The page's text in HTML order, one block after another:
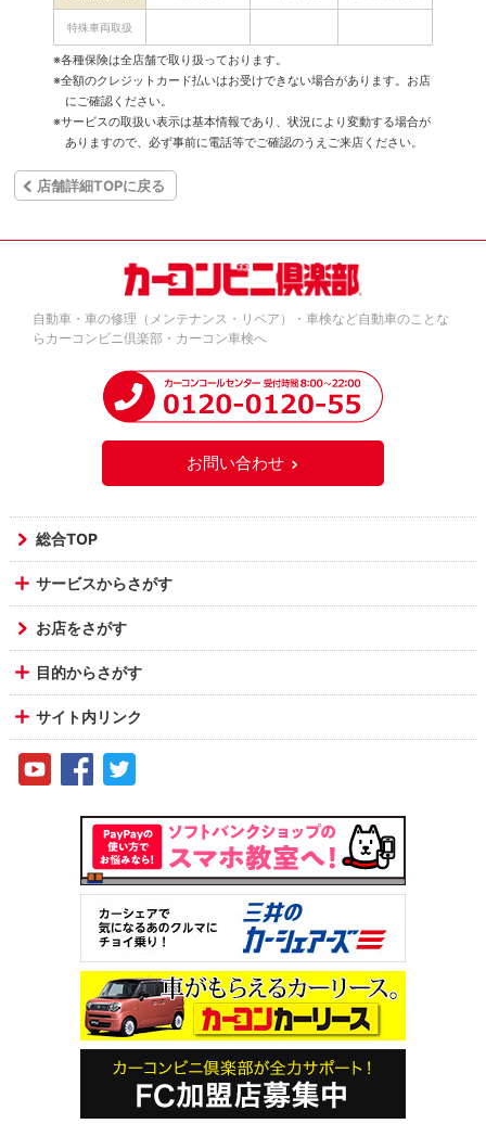
特殊車両取扱
※各種保険は全店舗で取り扱っております。
※全額のクレジットカード払いはお受けできない場合があります。お店
にご確認ください。
※サービスの取扱い表示は基本情報であり、状況により変動する場合が
ありますので、必ず事前に電話等でご確認のうえご来店ください。
店舗詳細TOPに戻る
自動車・車の修理（メンテナンス・リペア）・車検など自動車のことな
らカーコンビニ倶楽部・カーコン車検へ
お問い合わせ
総合TOP
サービスからさがす
お店をさがす
目的からさがす
サイト内リンク